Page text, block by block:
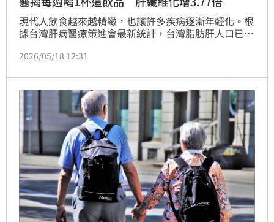
現代人飲食越來越精緻，也讓許多疾病逐漸年輕化。根
據台灣肝病醫療策進會最新統計，台灣脂肪肝人口已逼
研究指出，調查273位同時罹患糖尿病與脂肪肝的成人
幾乎是不太喝含糖飲料者的3.77倍，而且與性別、年齡
及胖瘦無關。
2026/05/18 12:31